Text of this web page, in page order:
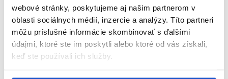
webové stránky, poskytujeme aj našim partnerom v
oblasti sociálnych médií, inzercie a analýzy. Títo partneri
môžu príslušné informácie skombinovať s ďalšími
údajmi, ktoré ste im poskytli alebo ktoré od vás získali,
keď ste používali ich služby.
Kľúčová ingrediencia v tekutých farebných tužidlách?
Slnečnicový extrakt, ktorý zjemňuje a ošetruje poškodené vlasy.
ZOBRAZIŤ VIAC